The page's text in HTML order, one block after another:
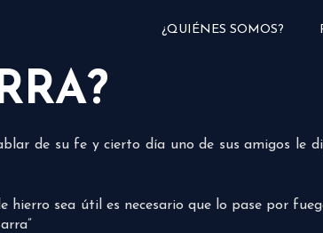
¿QUIÉNES SOMOS?
de su fe y cierto día uno de sus amigos le
hierro sea útil es necesario que lo pase por